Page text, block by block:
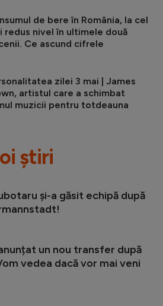
de bere în România, la cel
redus nivel în ultimele două
Ce ascund cifrele
zilei 3 mai | James
artistul care a schimbat
muzicii pentru totdeauna
știri
și-a găsit echipă după
un nou transfer după
vedea dacă vor mai veni